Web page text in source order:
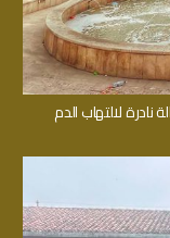
لالتهاب الدم